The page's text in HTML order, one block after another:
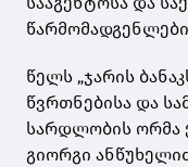
წელს „ჯარის
წვრთნებისა და
სარდლობის ორმა
გიორგი